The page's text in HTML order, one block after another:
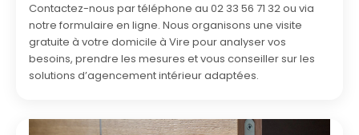
Contactez-nous par téléphone au 02 33 56 71 32 ou via
notre formulaire en ligne. Nous organisons une visite
gratuite à votre domicile à Vire pour analyser vos
besoins, prendre les mesures et vous conseiller sur les
solutions d’agencement intérieur adaptées.